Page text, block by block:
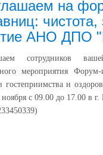
на
чистота,
АНО ДПО
сотрудников
мероприятия
гостеприимства и
с 09.00 до 17.00 в